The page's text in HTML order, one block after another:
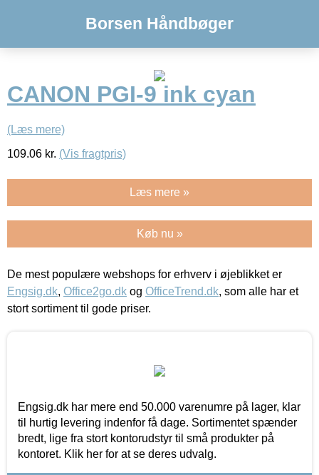
Borsen Håndbøger
CANON PGI-9 ink cyan
(Læs mere)
109.06 kr. (Vis fragtpris)
Læs mere »
Køb nu »
De mest populære webshops for erhverv i øjeblikket er
Engsig.dk, Office2go.dk og OfficeTrend.dk, som alle har et
stort sortiment til gode priser.
Engsig.dk har mere end 50.000 varenumre på lager, klar
til hurtig levering indenfor få dage. Sortimentet spænder
bredt, lige fra stort kontorudstyr til små produkter på
kontoret. Klik her for at se deres udvalg.